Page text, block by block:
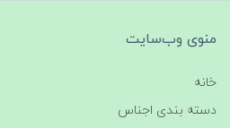
منوی وب‌سایت
خانه
دسته بندی اجناس